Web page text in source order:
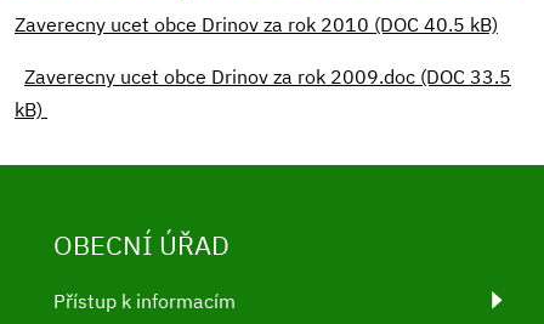
Zaverecny ucet obce Drinov za rok 2010 (DOC 40.5 kB)
Zaverecny ucet obce Drinov za rok 2009.doc (DOC 33.5
kB)
OBECNÍ ÚŘAD
Přístup k informacím